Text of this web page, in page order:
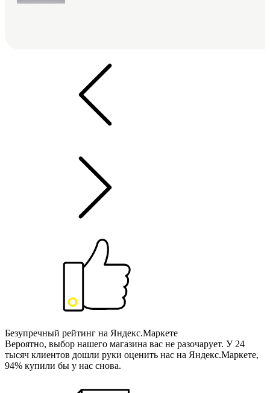
Безупречный рейтинг на Яндекс.Маркете
Вероятно, выбор нашего магазина вас не разочарует. У 24
тысяч клиентов дошли руки оценить нас на Яндекс.Маркете,
94% купили бы у нас снова.